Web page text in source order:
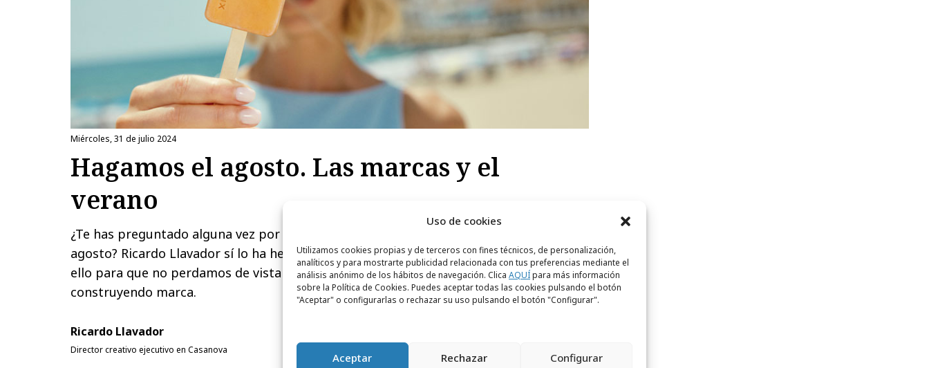
Uso de cookies
Utilizamos cookies propias y de terceros con fines técnicos, de personalización,
analíticos y para mostrarte publicidad relacionada con tus preferencias mediante el
análisis anónimo de los hábitos de navegación. Clica AQUÍpara más información
sobre la Política de Cookies. Puedes aceptar todas las cookies pulsando el botón
"Aceptar" o configurarlas o rechazar su uso pulsando el botón "Configurar".
Aceptar Rechazar Configurar
miércoles, 31 de julio 2024
Hagamos el agosto. Las marcas y el
verano
¿Te has preguntado alguna vez por qué la comunicación se va de vacaciones en
agosto? Ricardo Llavador sí lo ha hecho y nos regala una interesante reflexión sobre
ello para que no perdamos de vista el potencial de esta época del año para seguir
construyendo marca.
Ricardo Llavador
Director creativo ejecutivo en Casanova